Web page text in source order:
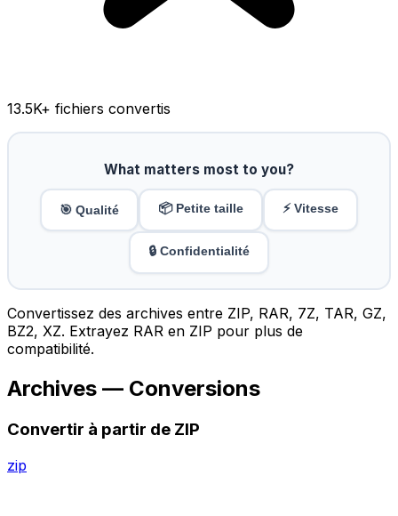
13.5K+ fichiers convertis
What matters most to you?
🎯 Qualité 📦 Petite taille ⚡ Vitesse
🔒 Confidentialité
Convertissez des archives entre ZIP, RAR, 7Z, TAR, GZ,
BZ2, XZ. Extrayez RAR en ZIP pour plus de
compatibilité.
Archives — Conversions
Convertir à partir de ZIP
zip